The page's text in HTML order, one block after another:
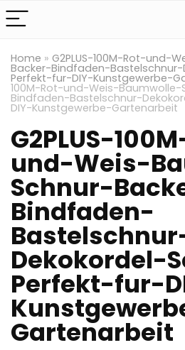
Home » G2PLUS-100M-Rot-und-
Backer-Bindfaden-
Perfekt-fur-DIY-Kunstgewerbe-
100M-Rot-und-Weis-Baumwolle-
Bindfaden-Bastelschnur-
DIY-Kunstgewerbe-Gartenarbeit
G2PLUS-
und-Weis-
Schnur-
Bindfaden-
Dekokordel-
Perfekt-fur-
Gartenarbeit